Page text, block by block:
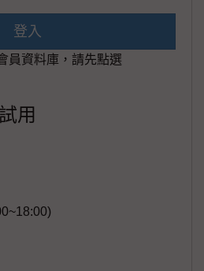
登入
員資料庫，請先點選
用